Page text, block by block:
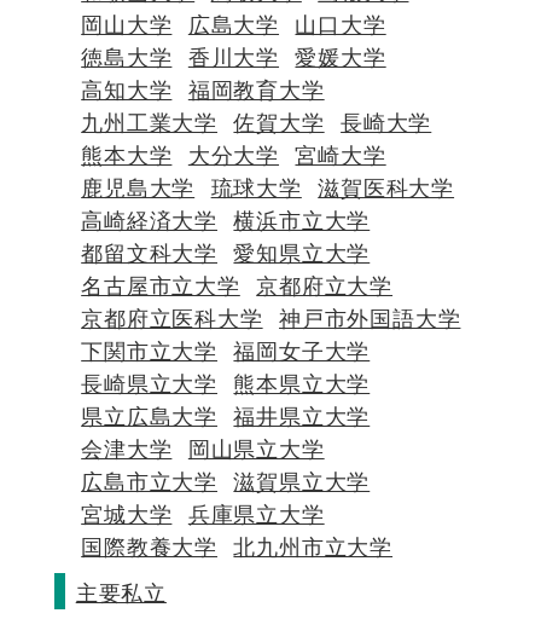
岡山大学
広島大学
山口大学
徳島大学 香川大学 愛媛大学
高知大学 福岡教育大学
九州工業大学 佐賀大学 長崎大学
熊本大学
大分大学 宮崎大学
鹿児島大学
琉球大学 滋賀医科大学
高崎経済大学 横浜市立大学
都留文科大学 愛知県立大学
名古屋市立大学 京都府立大学
京都府立医科大学 神戸市外国語大学
下関市立大学 福岡女子大学
長崎県立大学
熊本県立大学
県立広島大学 福井県立大学
会津大学
岡山県立大学
広島市立大学 滋賀県立大学
宮城大学 兵庫県立大学
国際教養大学 北九州市立大学
主要私立